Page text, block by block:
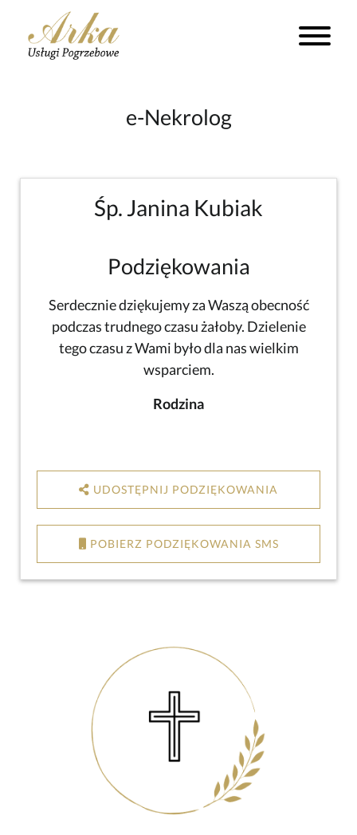
e-Nekrolog
Śp. Janina Kubiak
Podziękowania
Serdecznie dziękujemy za Waszą obecność
podczas trudnego czasu żałoby. Dzielenie
tego czasu z Wami było dla nas wielkim
wsparciem.
Rodzina
UDOSTĘPNIJ PODZIĘKOWANIA
POBIERZ PODZIĘKOWANIA SMS